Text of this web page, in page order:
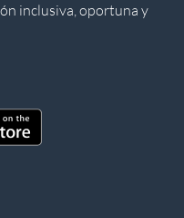
inclusiva, oportuna y